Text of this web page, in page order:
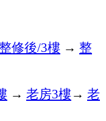
修後/3樓 → 整
→ 老房3樓→ 老